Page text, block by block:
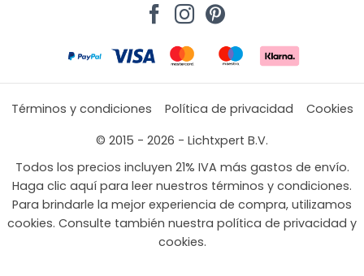
Términos y condiciones Política de privacidad
Cookies
© 2015 - 2026 - Lichtxpert B.V.
Todos los precios incluyen 21% IVA más gastos de envío.
Haga clic aquí para leer nuestros términos y condiciones.
Para brindarle la mejor experiencia de compra, utilizamos
cookies. Consulte también nuestra política de privacidad y
cookies.